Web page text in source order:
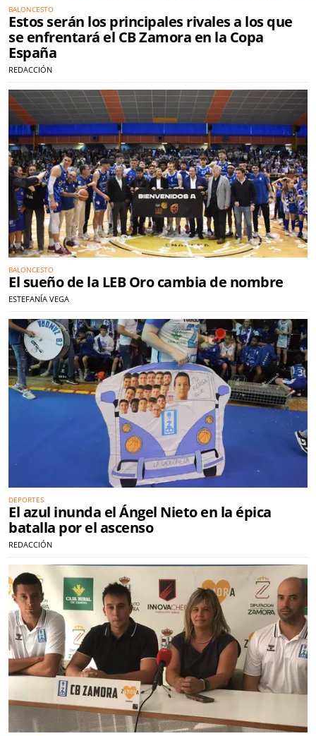
BALONCESTO
Estos serán los principales rivales a los que
se enfrentará el CB Zamora en la Copa
España
REDACCIÓN
BALONCESTO
El sueño de la LEB Oro cambia de nombre
ESTEFANÍA VEGA
DEPORTES
El azul inunda el Ángel Nieto en la épica
batalla por el ascenso
REDACCIÓN